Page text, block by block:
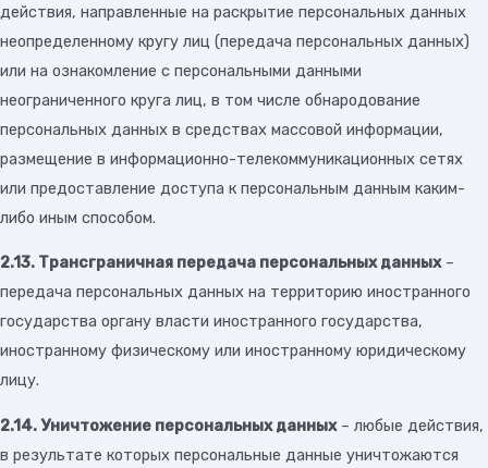
действия, направленные на раскрытие персональных данных
неопределенному кругу лиц (передача персональных данных)
или на ознакомление с персональными данными
неограниченного круга лиц, в том числе обнародование
персональных данных в средствах массовой информации,
размещение в информационно-телекоммуникационных сетях
или предоставление доступа к персональным данным каким-
либо иным способом.
2.13. Трансграничная передача персональных данных–
передача персональных данных на территорию иностранного
государства органу власти иностранного государства,
иностранному физическому или иностранному юридическому
лицу.
2.14. Уничтожение персональных данных– любые действия,
в результате которых персональные данные уничтожаются